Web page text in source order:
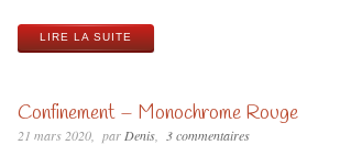
LIRE LA SUITE
Confinement – Monochrome Rouge
21 mars 2020 par Denis 3 commentaires